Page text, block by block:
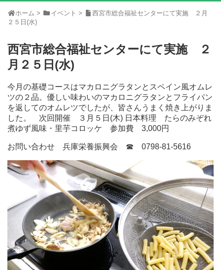
ホーム > イベント >
西宮市総合福祉センターにて実施 ２月
２５日(水)
西宮市総合福祉センターにて実施 ２
月２５日(水)
今月の基礎コースはマカロニグラタンとスペイン風オムレ
ツの２品。優しい味わいのマカロニグラタンとフライパン
を返してのオムレツでしたが、皆さんうまく焼き上がりま
した。 次回開催 ３月５日(木) 日本料理 たらのみぞれ
煮ゆず風味・里芋コロッケ 参加費 3,000円
お問い合わせ 兵庫栄養振興会 ☎ 0798-81-5616